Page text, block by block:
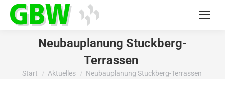
Neubauplanung Stuckberg-
Terrassen
Sie befinden sich hier:
Start Aktuelles Neubauplanung Stuckberg-Terrassen